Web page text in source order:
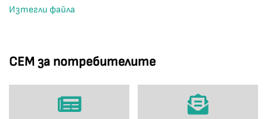
СЕМ за потребителите
Изтегли файла